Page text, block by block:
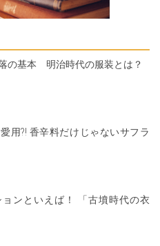
の基本 明治時代の服装とは？
用?! 香辛料だけじゃないサフラ
ンといえば！ 「古墳時代の衣